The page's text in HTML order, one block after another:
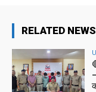
RELATED NEWS